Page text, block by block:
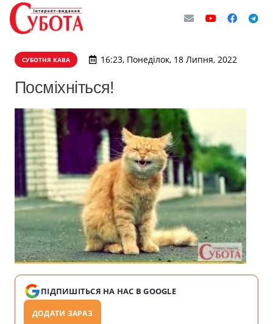
СУБОТНЯ КАВА 16:23, Понеділок, 18 Липня, 2022
Посміхніться!
ПІДПИШІТЬСЯ НА НАС В GOOGLE
ДОДАТИ ЗАРАЗ